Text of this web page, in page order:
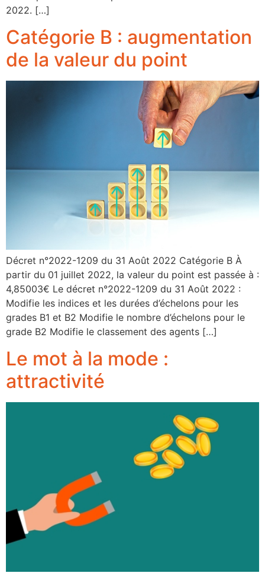
2022. […]
Catégorie B : augmentation
de la valeur du point
Décret n°2022-1209 du 31 Août 2022 Catégorie B À
partir du 01 juillet 2022, la valeur du point est passée à :
4,85003€ Le décret n°2022-1209 du 31 Août 2022 :
Modifie les indices et les durées d’échelons pour les
grades B1 et B2 Modifie le nombre d’échelons pour le
grade B2 Modifie le classement des agents […]
Le mot à la mode :
attractivité